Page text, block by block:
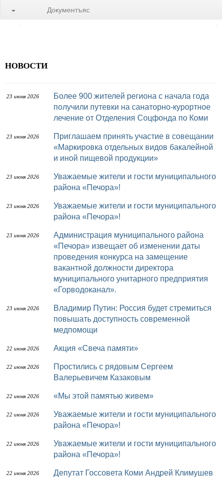
Документъяс
НОВОСТИ
23 июня 2026
Более 900 жителей региона с начала года
получили путевки на санаторно-курортное
лечение от Отделения Соцфонда по Коми
23 июня 2026
Приглашаем принять участие в совещании
«Маркировка отдельных видов бакалейной
и иной пищевой продукции»
23 июня 2026
Уважаемые жители и гости муниципального
района «Печора»!
23 июня 2026
Уважаемые жители и гости муниципального
района «Печора»!
23 июня 2026
Администрация муниципального района
«Печора» извещает об изменении даты
проведения конкурса на замещение
вакантной должности директора
муниципального унитарного предприятия
«Горводоканал».
23 июня 2026
Владимир Путин: Россия будет стремиться
повышать доступность современной
медпомощи
22 июня 2026 Акция «Свеча памяти»
22 июня 2026
Простились с рядовым Сергеем
Валерьевичем Казаковым
22 июня 2026 «Мы этой памятью живем»
22 июня 2026
Уважаемые жители и гости муниципального
района «Печора»!
22 июня 2026
Уважаемые жители и гости муниципального
района «Печора»!
22 июня 2026
Депутат Госсовета Коми Андрей Климушев